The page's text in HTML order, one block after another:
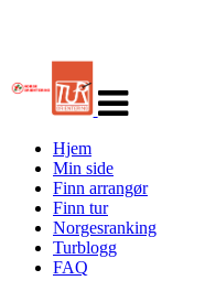
navigasjon
Hjem
Min side
Finn arrangør
Finn tur
Norgesranking
Turblogg
FAQ